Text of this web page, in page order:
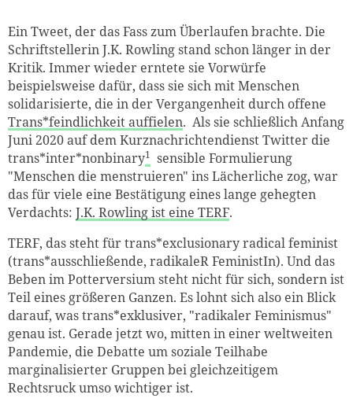
Ein Tweet, der das Fass zum Überlaufen brachte. Die
Schriftstellerin J.K. Rowling stand schon länger in der
Kritik. Immer wieder erntete sie Vorwürfe
beispielsweise dafür, dass sie sich mit Menschen
solidarisierte, die in der Vergangenheit durch offene
Trans*feindlichkeit auffielen. Als sie schließlich Anfang
Juni 2020 auf dem Kurznachrichtendienst Twitter die
trans*inter*nonbinary1 sensible Formulierung
"Menschen die menstruieren" ins Lächerliche zog, war
das für viele eine Bestätigung eines lange gehegten
Verdachts: J.K. Rowling ist eine TERF.
TERF, das steht für trans*exclusionary radical feminist
(trans*ausschließende, radikaleR FeministIn). Und das
Beben im Potterversium steht nicht für sich, sondern ist
Teil eines größeren Ganzen. Es lohnt sich also ein Blick
darauf, was trans*exklusiver, "radikaler Feminismus"
genau ist. Gerade jetzt wo, mitten in einer weltweiten
Pandemie, die Debatte um soziale Teilhabe
marginalisierter Gruppen bei gleichzeitigem
Rechtsruck umso wichtiger ist.